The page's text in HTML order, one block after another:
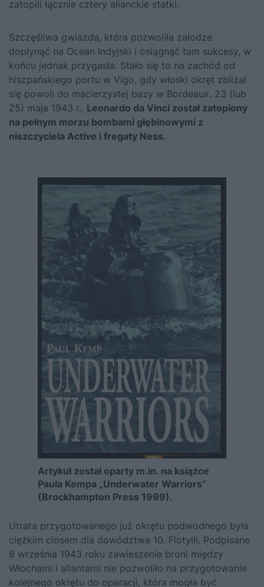
zatopili łącznie cztery alianckie statki.
Szczęśliwa gwiazda, która pozwoliła załodze
dopłynąć na Ocean Indyjski i osiągnąć tam sukcesy, w
końcu jednak przygasła. Stało się to na zachód od
hiszpańskiego portu w Vigo, gdy włoski okręt zbliżał
się powoli do macierzystej bazy w Bordeaux. 23 (lub
25) maja 1943 r., Leonardo da Vinci został zatopiony
na pełnym morzu bombami głębinowymi z
niszczyciela Active i fregaty Ness.
Artykuł został oparty m.in. na książce
Paula Kempa „Underwater Warriors”
(Brockhampton Press 1999).
Utrata przygotowanego już okrętu podwodnego była
ciężkim ciosem dla dowództwa 10. Flotylli. Podpisane
8 września 1943 roku zawieszenie broni między
Włochami i aliantami nie pozwoliło na przygotowanie
kolejnego okrętu do operacji, która mogła być